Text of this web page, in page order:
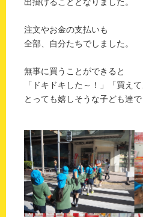
注文やお金の支払いも
全部、自分たちでしました。
無事に買うことができると
「ドキドキした～！」「買え
とっても嬉しそうな子ども達で